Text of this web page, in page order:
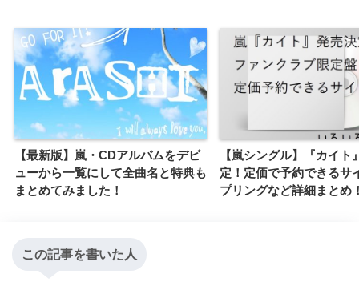
【最新版】嵐・CDアルバムをデビ
ューから一覧にして全曲名と特典も
まとめてみました！
【嵐シングル】『カイト
定！定価で予約できるサ
プリングなど詳細まとめ
この記事を書いた人